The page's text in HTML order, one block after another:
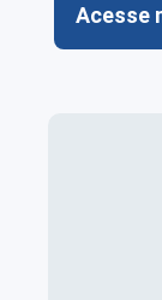
Acesse